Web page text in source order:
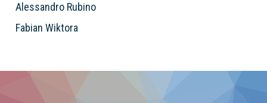
Alessandro Rubino
Fabian Wiktora